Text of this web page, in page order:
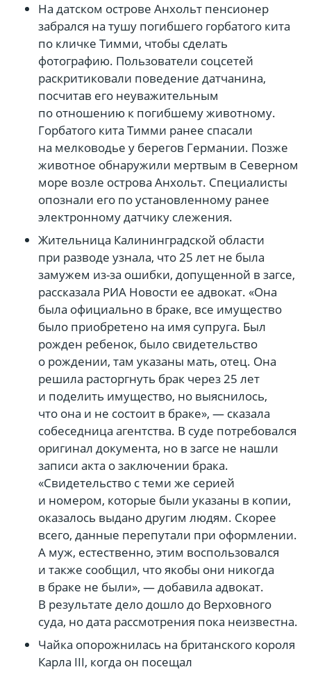
На датском острове Анхольт пенсионер
забрался на тушу погибшего горбатого кита
по кличке Тимми, чтобы сделать
фотографию. Пользователи соцсетей
раскритиковали поведение датчанина,
посчитав его неуважительным
по отношению к погибшему животному.
Горбатого кита Тимми ранее спасали
на мелководье у берегов Германии. Позже
животное обнаружили мертвым в Северном
море возле острова Анхольт. Специалисты
опознали его по установленному ранее
электронному датчику слежения.
Жительница Калининградской области
при разводе узнала, что 25 лет не была
замужем из-за ошибки, допущенной в загсе,
рассказала РИА Новости ее адвокат. «Она
была официально в браке, все имущество
было приобретено на имя супруга. Был
рожден ребенок, было свидетельство
о рождении, там указаны мать, отец. Она
решила расторгнуть брак через 25 лет
и поделить имущество, но выяснилось,
что она и не состоит в браке», — сказала
собеседница агентства. В суде потребовался
оригинал документа, но в загсе не нашли
записи акта о заключении брака.
«Свидетельство с теми же серией
и номером, которые были указаны в копии,
оказалось выдано другим людям. Скорее
всего, данные перепутали при оформлении.
А муж, естественно, этим воспользовался
и также сообщил, что якобы они никогда
в браке не были», — добавила адвокат.
В результате дело дошло до Верховного
суда, но дата рассмотрения пока неизвестна.
Чайка опорожнилась на британского короля
Карла III, когда он посещал